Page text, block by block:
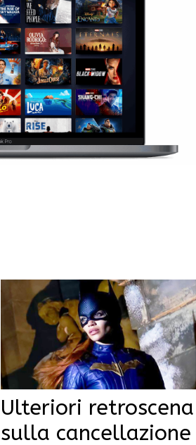
Ulteriori retroscena
sulla cancellazione